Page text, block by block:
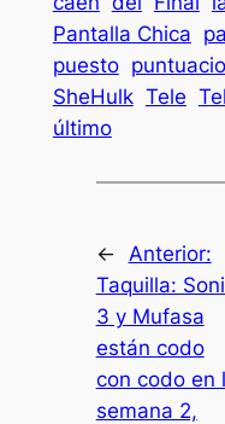
Pantalla Chica
puesto
SheHulk Tele
último
←
Anterior:
Taquilla:
3 y Mufasa
están codo
con codo en
semana 2,